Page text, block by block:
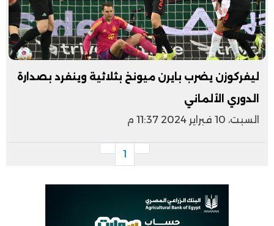
ليفركوزن يضرب بايرن ميونخ بثلاثية وينفرد بصدارة
الدوري الألماني
السبت، 10 فبراير 2024 11:37 م
1